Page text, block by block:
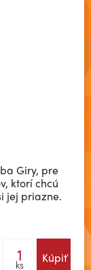
Giry, pre
ktorí chcú
jej priazne.
ks Kúpiť